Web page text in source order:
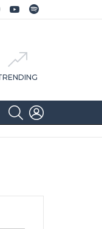
Notícias
CA Notícias
Pinterest CA Notícias
YouTube CA Notícias
SEARCH